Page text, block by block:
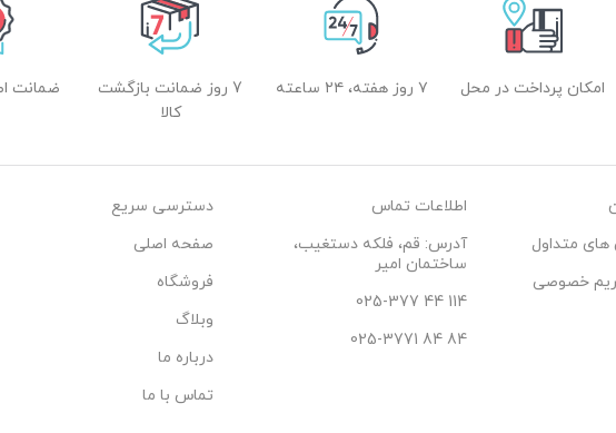
امکان پرداخت در محل ۷ روز هفته، ۲۴ ساعته
7 روز ضمانت بازگشت
کالا
ضمانت
متداول
خصوصی
اطلاعات تماس
آدرس: قم، فلکه دستغیب،
ساختمان امیر
114 44 025-377
84 84 025-3771
دسترسی سریع
صفحه اصلی
فروشگاه
وبلاگ
درباره ما
تماس با ما